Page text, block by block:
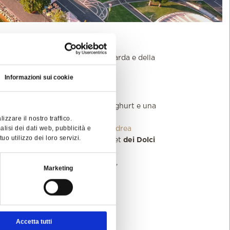
Informazioni sui cookie
il nostro traffico.
dei dati web, pubblicità e
utilizzo dei loro servizi.
Marketing
Accetta tutti
godere delle bellezze del Garda e della
artgianali, torte, frutta, yoghurt e una
nostra cucina.
Giorno curata dallo chef
Andrea
selezioneal carrello o a buffet dei Dolci
con piscina coperta riscaldata,